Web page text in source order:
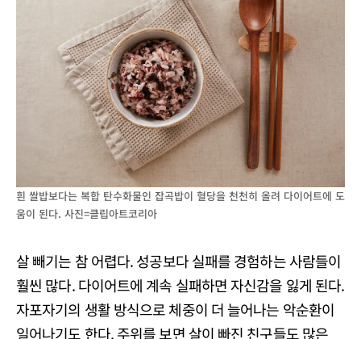
흰 쌀밥보다는 복합 탄수화물인 잡곡밥이 혈당을 천천히 올려 다이어트에 도
움이 된다. 사진=클립아트코리아
살 빼기는 참 어렵다. 성공보다 실패를 경험하는 사람들이
훨씬 많다. 다이어트에 계속 실패하면 자신감을 잃게 된다.
자포자기의 생활 방식으로 체중이 더 늘어나는 악순환이
일어나기도 한다. 주위를 보면 살이 빠진 친구들도 많은